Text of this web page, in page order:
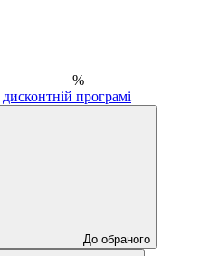
%
дисконтній програмі
До обраного